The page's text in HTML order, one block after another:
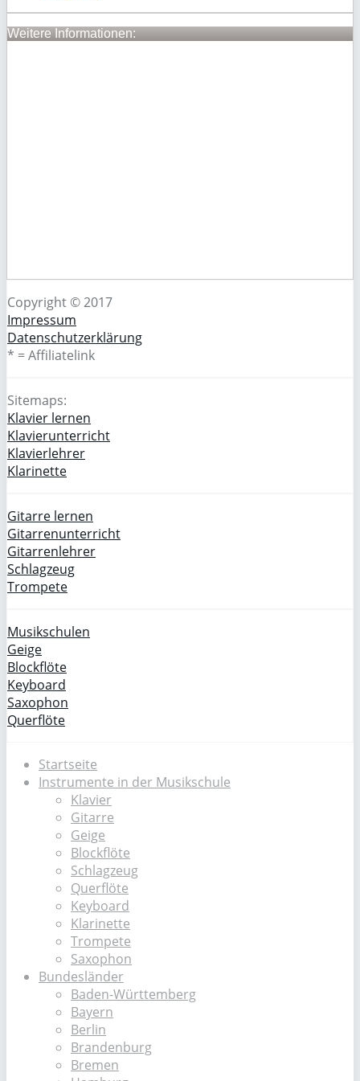
Weitere Informationen:
Copyright © 2017
Impressum
Datenschutzerklärung
* = Affiliatelink
Sitemaps:
Klavier lernen
Klavierunterricht
Klavierlehrer
Klarinette
Gitarre lernen
Gitarrenunterricht
Gitarrenlehrer
Schlagzeug
Trompete
Musikschulen
Geige
Blockflöte
Keyboard
Saxophon
Querflöte
Startseite
Instrumente in der Musikschule
Klavier
Gitarre
Geige
Blockflöte
Schlagzeug
Querflöte
Keyboard
Klarinette
Trompete
Saxophon
Bundesländer
Baden-Württemberg
Bayern
Berlin
Brandenburg
Bremen